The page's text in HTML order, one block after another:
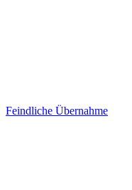
Feindliche Übernahme